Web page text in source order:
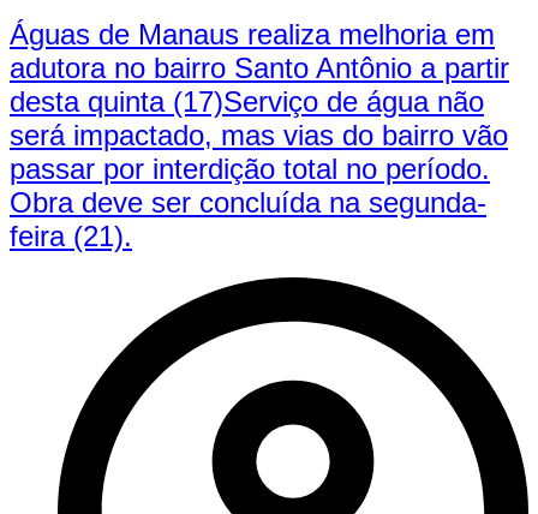
Águas de Manaus realiza melhoria em
adutora no bairro Santo Antônio a partir
desta quinta (17)Serviço de água não
será impactado, mas vias do bairro vão
passar por interdição total no período.
Obra deve ser concluída na segunda-
feira (21).